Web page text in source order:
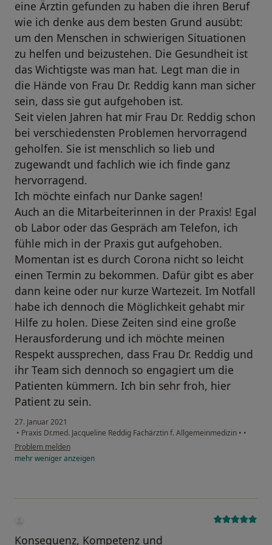
eine Ärztin gefunden zu haben die ihren Beruf
wie ich denke aus dem besten Grund ausübt:
um den Menschen in schwierigen Situationen
zu helfen und beizustehen. Die Gesundheit ist
das Wichtigste was man hat. Legt man die in
die Hände von Frau Dr. Reddig kann man sicher
sein, dass sie gut aufgehoben ist.
Seit vielen Jahren hat mir Frau Dr. Reddig schon
bei verschiedensten Problemen hervorragend
geholfen. Sie ist menschlich so lieb und
zugewandt und fachlich wie ich finde ganz
hervorragend.
Ich möchte einfach nur Danke sagen!
Auch an die Mitarbeiterinnen in der Praxis! Egal
ob Labor oder das Gespräch am Telefon, ich
fühle mich in der Praxis gut aufgehoben.
Momentan ist es durch Corona nicht so leicht
einen Termin zu bekommen. Dafür gibt es aber
dann keine oder nur kurze Wartezeit. Im Notfall
habe ich dennoch die Möglichkeit gehabt mir
Hilfe zu holen. Diese Zeiten sind eine große
Herausforderung und ich möchte meinen
Respekt aussprechen, dass Frau Dr. Reddig und
ihr Team sich dennoch so engagiert um die
Patienten kümmern. Ich bin sehr froh, hier
Patient zu sein.
27. Januar 2021
• Praxis Dr.med. Jacqueline Reddig Fachärztin f. Allgemeinmedizin • •
Problem melden
mehrwenigeranzeigen
Konsequenz, Kompetenz und